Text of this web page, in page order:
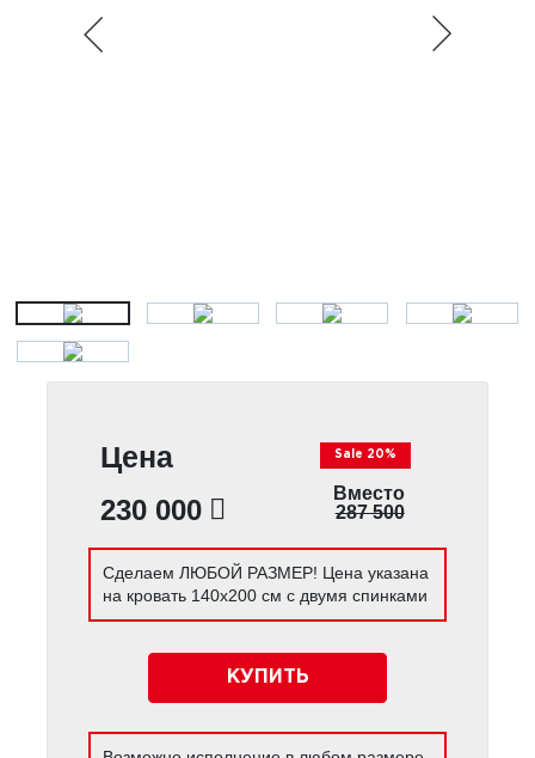
Цена
230 000
Sale 20%
Вместо
287 500
Сделаем ЛЮБОЙ РАЗМЕР! Цена указана
на кровать 140х200 см с двумя спинками
КУПИТЬ